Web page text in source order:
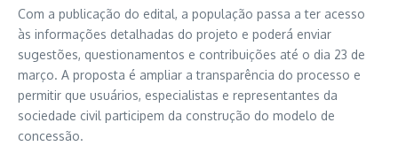
Com a publicação do edital, a população passa a ter acesso
às informações detalhadas do projeto e poderá enviar
sugestões, questionamentos e contribuições até o dia 23 de
março. A proposta é ampliar a transparência do processo e
permitir que usuários, especialistas e representantes da
sociedade civil participem da construção do modelo de
concessão.